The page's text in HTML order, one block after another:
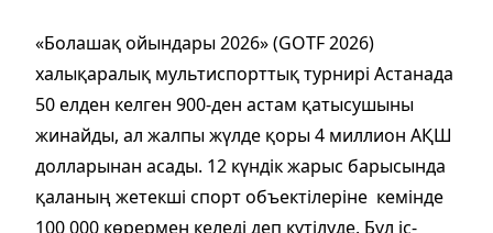
«Болашақ ойындары 2026» (GOTF 2026)
халықаралық мультиспорттық турнирі Астанада
50 елден келген 900-ден астам қатысушыны
жинайды, ал жалпы жүлде қоры 4 миллион АҚШ
долларынан асады. 12 күндік жарыс барысында
қаланың жетекші спорт объектілеріне кемінде
100 000 көрермен келеді деп күтілуде. Бұл іс-